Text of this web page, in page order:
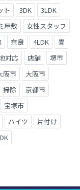
ト 3DK
3LDK
屋敷
女性スタッフ
奈良 4LDK
畳
対応 店舗
堺市
阪市
大阪市
除
京都市
宝塚市
ハイツ
片付け